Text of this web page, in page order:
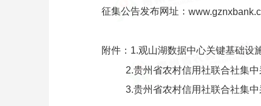
征集公告发布网址：
附件：1.观山湖数据中心关键基础设
2.贵州省农村信用社联合社集中
3.贵州省农村信用社联合社集中